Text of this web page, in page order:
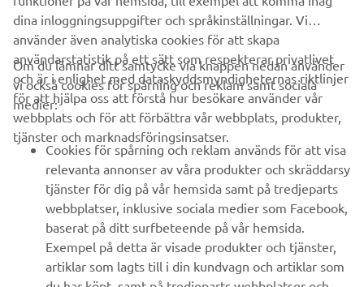
FÖRETAG
B2B
UTFORSKA YAMAHA
FAQ & SUPPORT
dina inloggningsuppgifter och språkinställningar. Vi
använder även analytiska cookies för att skapa
användarstatistik på ett sätt som respekterar privatlivet
och är i enlighet med dataskyddsmyndigheternas riktlinjer
för att hjälpa oss att förstå hur besökare använder vår
webbplats och för att förbättra vår webbplats, produkter,
tjänster och marknadsföringsinsatser.
Om du lämnar ditt samtycke via knappen nedan använder
vi också cookies för spårning och reklam samt sociala
medier:
Cookies för spårning och reklam används för att visa
relevanta annonser av våra produkter och skräddarsy
tjänster för dig på vår hemsida samt på tredjeparts
webbplatser, inklusive sociala medier som Facebook,
baserat på ditt surfbeteende på vår hemsida.
Exempel på detta är visade produkter och tjänster,
artiklar som lagts till i din kundvagn och artiklar som